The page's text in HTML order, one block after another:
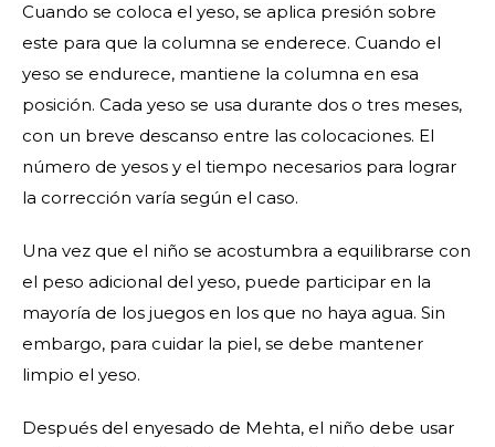
Cuando se coloca el yeso, se aplica presión sobre
este para que la columna se enderece. Cuando el
yeso se endurece, mantiene la columna en esa
posición. Cada yeso se usa durante dos o tres meses,
con un breve descanso entre las colocaciones. El
número de yesos y el tiempo necesarios para lograr
la corrección varía según el caso.
Una vez que el niño se acostumbra a equilibrarse con
el peso adicional del yeso, puede participar en la
mayoría de los juegos en los que no haya agua. Sin
embargo, para cuidar la piel, se debe mantener
limpio el yeso.
Después del enyesado de Mehta, el niño debe usar